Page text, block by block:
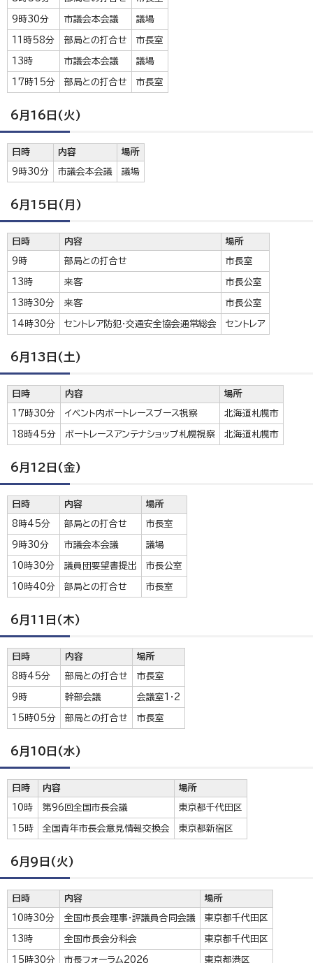
9時30分 市議会本会議 議場
11時58分 部局との打合せ 市長室
13時 市議会本会議 議場
17時15分 部局との打合せ 市長室
6月16日(火)
日時 内容 場所
9時30分 市議会本会議 議場
6月15日(月)
日時 内容 場所
9時 部局との打合せ 市長室
13時 来客 市長公室
13時30分 来客 市長公室
14時30分 セントレア防犯・交通安全協会通常総会 セントレア
6月13日(土)
日時 内容 場所
17時30分 イベント内ボートレースブース視察 北海道札幌市
18時45分 ボートレースアンテナショップ札幌視察 北海道札幌市
6月12日(金)
日時 内容 場所
8時45分 部局との打合せ 市長室
9時30分 市議会本会議 議場
10時30分 議員団要望書提出 市長公室
10時40分 部局との打合せ 市長室
6月11日(木)
日時 内容 場所
8時45分 部局との打合せ 市長室
9時 幹部会議 会議室1・2
15時05分 部局との打合せ 市長室
6月10日(水)
日時 内容 場所
10時 第96回全国市長会議 東京都千代田区
15時 全国青年市長会意見情報交換会 東京都新宿区
6月9日(火)
日時 内容 場所
10時30分 全国市長会理事・評議員合同会議 東京都千代田区
13時 全国市長会分科会 東京都千代田区
15時30分 市長フォーラム2026 東京都港区